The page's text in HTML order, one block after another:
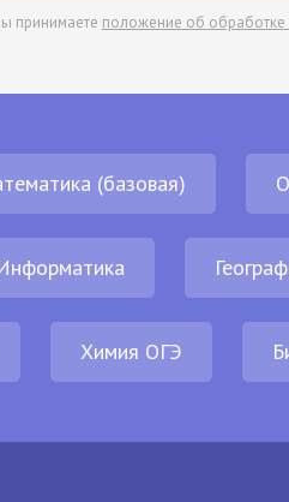
принимаете положение об
(базовая)
Химия ОГЭ